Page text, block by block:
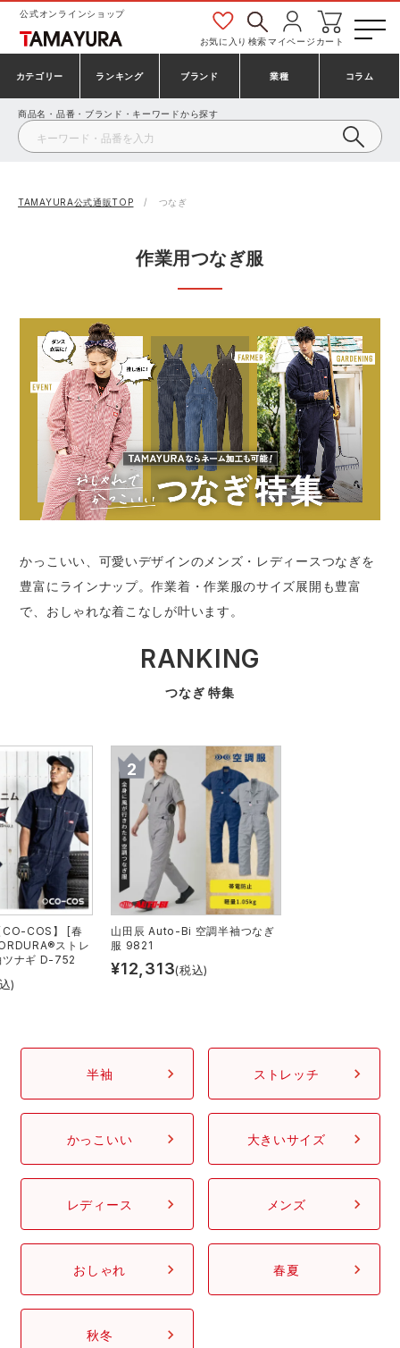
公式オンラインショップ
お気に入り 検索マイページ カート
カテゴリー
安全靴・作業靴
作業着・作業服
防寒着
作業用手袋
アウトドア・スポーツ
ワークスーツ
ヤッケ
作業用小物・アクセサリー
鞄・バッグ
つなぎ
電熱ウェア・ヒートウェア
刺繍・プリント加工対象商品
ランキング
安全靴ランキング
安全靴スニーカーランキング
ミズノ安全靴ランキング
作業着ランキング
アウトドアウェアランキング
つなぎランキング
空調服ランキング
レインウェアランキング
アイズフロンティア ランキング
TSDESIGN ランキング
コーコス ランキング
ジーベック ランキング
ニット
ファン付きウェア
ブランド
アシックス
プーマ
バートル
寅壱 アイトス株式会社
コーコス ジーベック
クロダルマ 桑和
山田辰 クレヒフク
おたふく手袋 マック
シンメン 日進ゴム
ハイパーV 丸五
ムービンカット グラディエーター
ニオイクリア
サーヴォ セロリー 大阪支店
中塚被服 イーブンリバー
スターライト工業 東洋物産工業
業種
建設・建築作業服
製造・工場作業服
農作業服
電気・設備作業服
配達・営業作業服
自動車整備士作業服
DIY・日曜大工作業服
夜間・高視認性安全服
医療白衣・介護服
コラム
商品名・品番・ブランド・キーワードから探す
TAMAYURA公式通販TOP つなぎ
作業用つなぎ服
かっこいい、可愛いデザインのメンズ・レディースつなぎを
豊富にラインナップ。作業着・作業服のサイズ展開も豊富
で、おしゃれな着こなしが叶います。
RANKING
つなぎ 特集
CO-COS】 [春
ストレ
ツナギ D-752
)
山田辰 Auto-Bi 空調半袖つなぎ
服 9821
¥12,313(税込)
半袖 ストレッチ
かっこいい 大きいサイズ
レディース メンズ
おしゃれ 春夏
秋冬